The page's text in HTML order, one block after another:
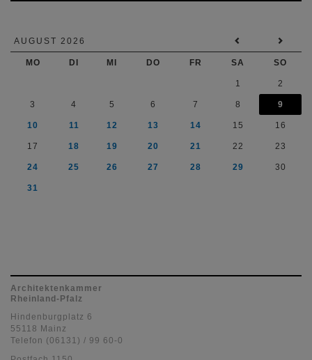
AUGUST 2026
MO DI MI DO FR SA SO
1 2
3 4 5 6 7 8 9
10 11 12 13 14 15 16
17 18 19 20 21 22 23
24 25 26 27 28 29 30
31
Architektenkammer
Rheinland-Pfalz
Hindenburgplatz 6
55118 Mainz
Telefon (06131) / 99 60-0